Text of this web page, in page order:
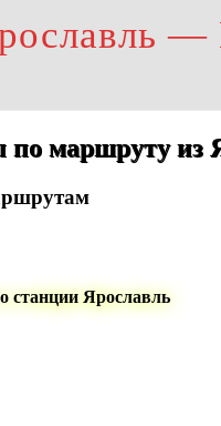
—
маршруту из
станции Ярославль